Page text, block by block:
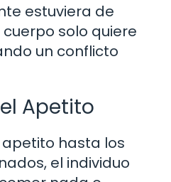
estuviera de
solo quiere
un conflicto
Apetito
hasta los
el individuo